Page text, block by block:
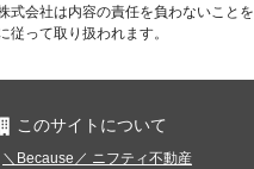
式会社は内容の責任を負わないことを
って取り扱われます。
このサイトについて
＼Because／ ニフティ不動産